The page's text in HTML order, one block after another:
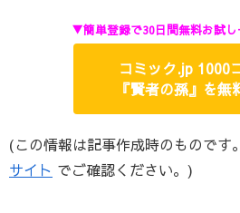
▼簡単登録で30日間無料お試
コミック.jp 1000
『賢者の孫』を無
(この情報は記事作成時のものです
サイト でご確認ください。)